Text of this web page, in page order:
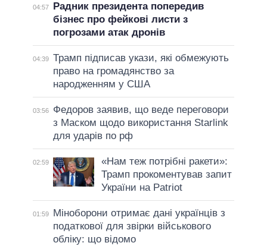
04:57
Радник президента попередив
бізнес про фейкові листи з
погрозами атак дронів
04:39 Трамп підписав укази, які обмежують
право на громадянство за
народженням у США
03:56
Федоров заявив, що веде переговори
з Маском щодо використання Starlink
для ударів по рф
02:59
«Нам теж потрібні ракети»:
Трамп прокоментував запит
України на Patriot
01:59
Міноборони отримає дані українців з
податкової для звірки військового
обліку: що відомо